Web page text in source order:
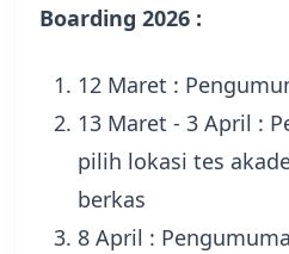
Boarding 2026 :
12 Maret :
13 Maret - 3 April :
pilih lokasi tes
berkas
8 April :